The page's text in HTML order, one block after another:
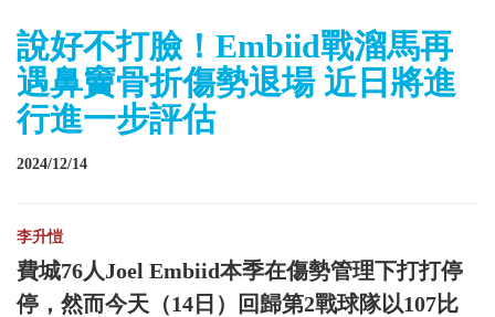
說好不打臉！Embiid戰溜馬再
遇鼻竇骨折傷勢退場 近日將進
行進一步評估
2024/12/14
李升愷
費城76人Joel Embiid本季在傷勢管理下打打停
停，然而今天（14日）回歸第2戰球隊以107比